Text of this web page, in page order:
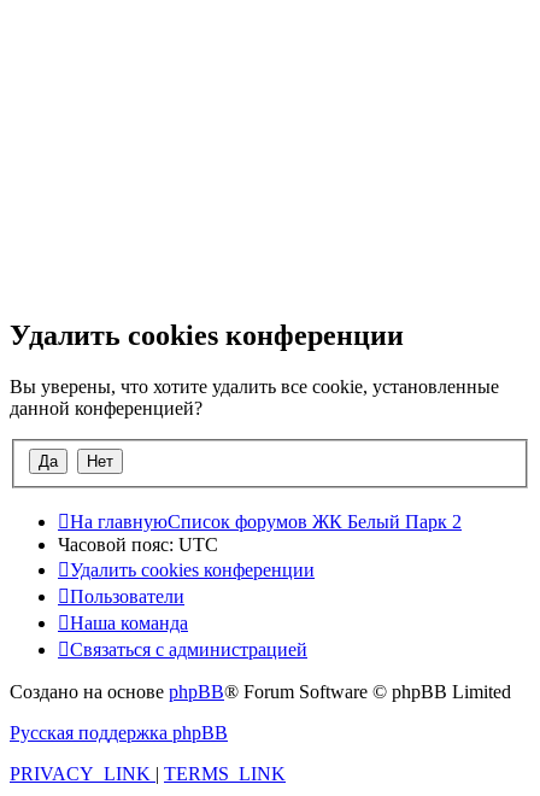
Удалить cookies конференции
Вы уверены, что хотите удалить все cookie, установленные
данной конференцией?
На главнуюСписок форумов ЖК Белый Парк 2
Часовой пояс: UTC
Удалить cookies конференции
Пользователи
Наша команда
Связаться с администрацией
Создано на основе phpBB® Forum Software © phpBB Limited
Русская поддержка phpBB
PRIVACY_LINK | TERMS_LINK